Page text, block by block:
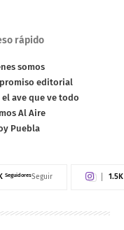
rápido
somos
editorial
el ave que ve todo
Al Aire
Puebla
SeguidoresSeguir 1.5K